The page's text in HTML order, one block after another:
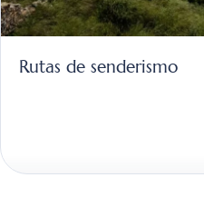
Rutas de senderismo